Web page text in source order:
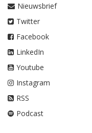
Nieuwsbrief
Twitter
Facebook
LinkedIn
Youtube
Instagram
RSS
Podcast